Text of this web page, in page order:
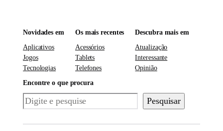
Novidades em
Aplicativos
Jogos
Tecnologias
Os mais recentes
Acessórios
Tablets
Telefones
Descubra mais em
Atualização
Interessante
Opinião
Encontre o que procura
Pesquisar Pesquisar